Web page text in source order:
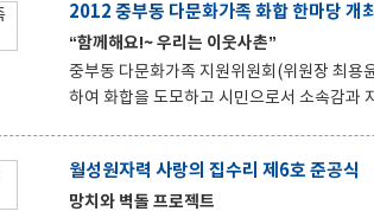
2012 중부동 다문화가족 화합 한마당 개최
“함께해요!~ 우리는 이웃사촌”
중부동 다문화가족 지원위원회(위원장 최용
하여 화합을 도모하고 시민으로서 소속감과
원, 황도석 경주농업협동조합장, 백수활 중
가족 등이 함께 서로 소통하고 특히, 정동광
월성원자력 사랑의 집수리 제6호 준공식
망치와 벽돌 프로젝트